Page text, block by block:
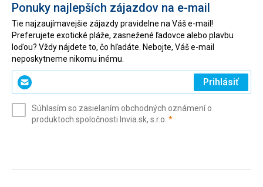
Ponuky najlepších zájazdov na e-mail
Tie najzaujímavejšie zájazdy pravidelne na Váš e-mail!
Preferujete exotické pláže, zasnežené ľadovce alebo plavbu
loďou? Vždy nájdete to, čo hľadáte. Nebojte, Váš e-mail
neposkytneme nikomu inému.
Zadajte
svoj
(povinné)
Prihlásiť
Súhlasím so zasielaním obchodných oznámení o
produktoch spoločnosti Invia.sk, s.r.o. *(povinné)